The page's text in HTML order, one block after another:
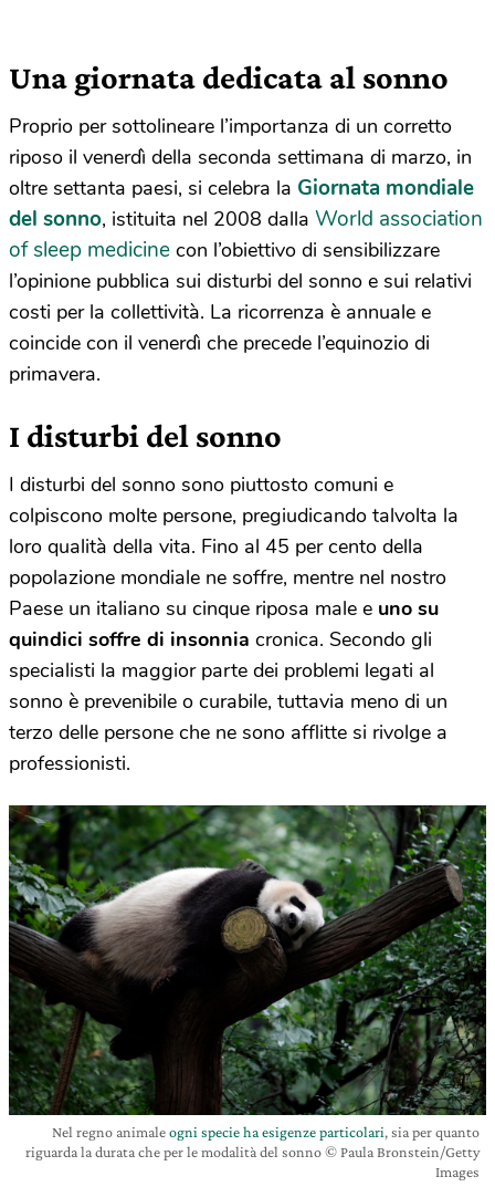
Una giornata dedicata al sonno
Proprio per sottolineare l’importanza di un corretto
riposo il venerdì della seconda settimana di marzo, in
oltre settanta paesi, si celebra la Giornata mondiale
del sonno, istituita nel 2008 dalla World association
of sleep medicine con l’obiettivo di sensibilizzare
l’opinione pubblica sui disturbi del sonno e sui relativi
costi per la collettività. La ricorrenza è annuale e
coincide con il venerdì che precede l’equinozio di
primavera.
I disturbi del sonno
I disturbi del sonno sono piuttosto comuni e
colpiscono molte persone, pregiudicando talvolta la
loro qualità della vita. Fino al 45 per cento della
popolazione mondiale ne soffre, mentre nel nostro
Paese un italiano su cinque riposa male e uno su
quindici soffre di insonnia cronica. Secondo gli
specialisti la maggior parte dei problemi legati al
sonno è prevenibile o curabile, tuttavia meno di un
terzo delle persone che ne sono afflitte si rivolge a
professionisti.
Nel regno animaleogni specie ha esigenze particolari, sia per quanto
riguarda la durata che per le modalità del sonno © Paula Bronstein/Getty
Images